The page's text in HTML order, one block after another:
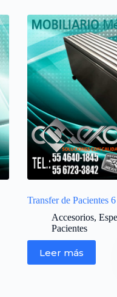
Transfer de Pacientes
Accesorios,
Pacientes
Leer más